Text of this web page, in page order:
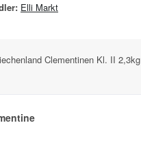
Elli Markt
Clementinen Kl. II 2,3kg